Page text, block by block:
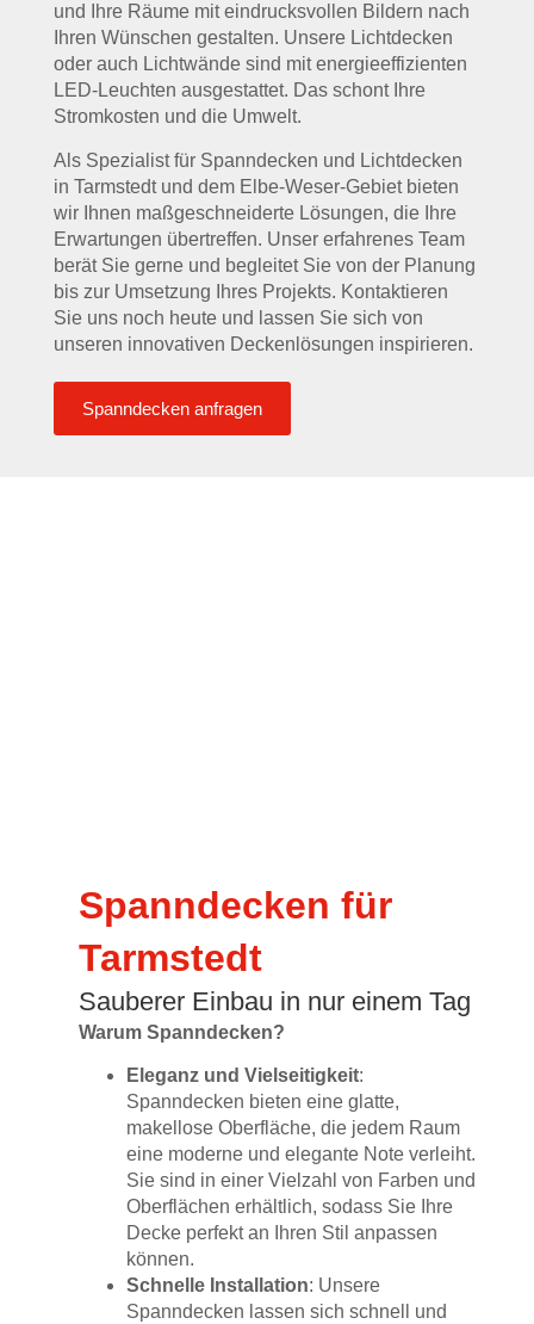
und Ihre Räume mit eindrucksvollen Bildern nach
Ihren Wünschen gestalten. Unsere Lichtdecken
oder auch Lichtwände sind mit energieeffizienten
LED-Leuchten ausgestattet. Das schont Ihre
Stromkosten und die Umwelt.
Als Spezialist für Spanndecken und Lichtdecken
in Tarmstedt und dem Elbe-Weser-Gebiet bieten
wir Ihnen maßgeschneiderte Lösungen, die Ihre
Erwartungen übertreffen. Unser erfahrenes Team
berät Sie gerne und begleitet Sie von der Planung
bis zur Umsetzung Ihres Projekts. Kontaktieren
Sie uns noch heute und lassen Sie sich von
unseren innovativen Deckenlösungen inspirieren.
Spanndecken anfragen
Spanndecken für
Tarmstedt
Sauberer Einbau in nur einem Tag
Warum Spanndecken?
Eleganz und Vielseitigkeit:
Spanndecken bieten eine glatte,
makellose Oberfläche, die jedem Raum
eine moderne und elegante Note verleiht.
Sie sind in einer Vielzahl von Farben und
Oberflächen erhältlich, sodass Sie Ihre
Decke perfekt an Ihren Stil anpassen
können.
Schnelle Installation: Unsere
Spanndecken lassen sich schnell und